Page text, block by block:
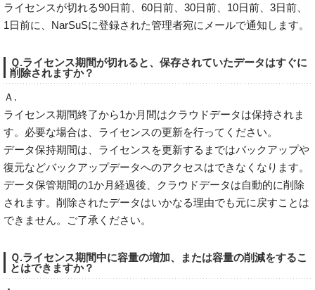
ライセンスが切れる90日前、60日前、30日前、10日前、3日前、
1日前に、NarSuSに登録された管理者宛にメールで通知します。
Ｑ.ライセンス期間が切れると、保存されていたデータはすぐに
削除されますか？
Ａ.
ライセンス期間終了から1か月間はクラウドデータは保持されま
す。必要な場合は、ライセンスの更新を行ってください。
データ保持期間は、ライセンスを更新するまではバックアップや
復元などバックアップデータへのアクセスはできなくなります。
データ保管期間の1か月経過後、クラウドデータは自動的に削除
されます。削除されたデータはいかなる理由でも元に戻すことは
できません。ご了承ください。
Ｑ.ライセンス期間中に容量の増加、または容量の削減をするこ
とはできますか？